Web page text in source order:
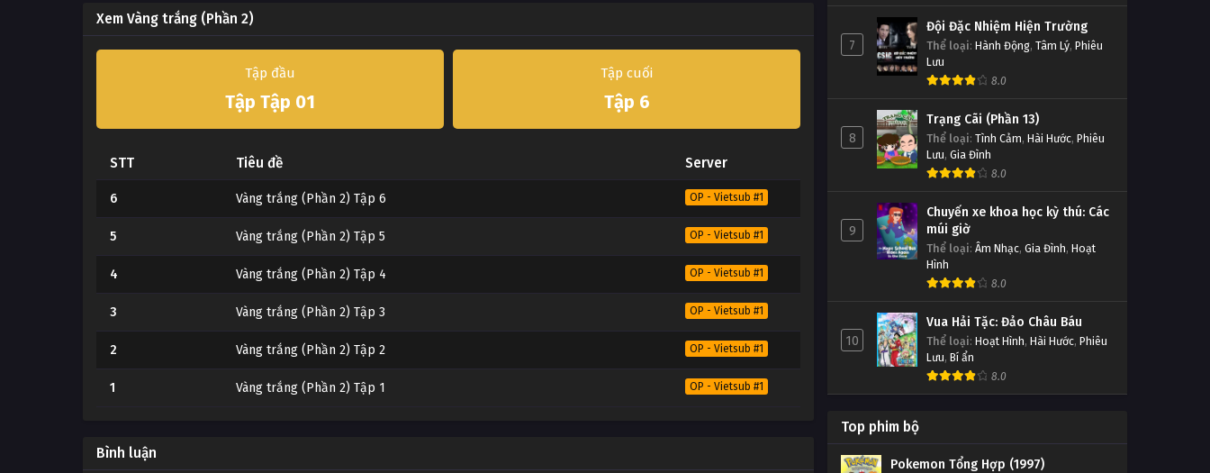
Xem Vàng trắng (Phần 2)
Tập đầu
Tập Tập 01
Tập cuối
Tập 6
STT Tiêu đề Server
6 Vàng trắng (Phần 2) Tập 6 OP - Vietsub #1
5 Vàng trắng (Phần 2) Tập 5 OP - Vietsub #1
4 Vàng trắng (Phần 2) Tập 4 OP - Vietsub #1
3 Vàng trắng (Phần 2) Tập 3 OP - Vietsub #1
2 Vàng trắng (Phần 2) Tập 2 OP - Vietsub #1
1 Vàng trắng (Phần 2) Tập 1 OP - Vietsub #1
Bình luận
7
Đội Đặc Nhiệm Hiện Trường
Thể loại: Hành Động, Tâm Lý, Phiêu
Lưu
8.0
8
Trạng Cãi (Phần 13)
Thể loại: Tình Cảm, Hài Hước, Phiêu
Lưu, Gia Đình
8.0
9
Chuyến xe khoa học kỳ thú: Các
múi giờ
Thể loại: Âm Nhạc, Gia Đình, Hoạt
Hình
8.0
10
Vua Hải Tặc: Đảo Châu Báu
Thể loại: Hoạt Hình, Hài Hước, Phiêu
Lưu, Bí ẩn
8.0
Top phim bộ
Pokemon Tổng Hợp (1997)